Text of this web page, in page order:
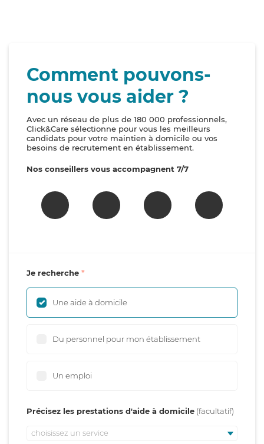
Comment pouvons-
nous vous aider ?
Avec un réseau de plus de 180 000 professionnels,
Click&Care sélectionne pour vous les meilleurs
candidats pour votre maintien à domicile ou vos
besoins de recrutement en établissement.
Nos conseillers vous accompagnent 7/7
Je recherche
Une aide à domicile
Du personnel pour mon établissement
Un emploi
Précisez les prestations d'aide à domicile
choisissez un service